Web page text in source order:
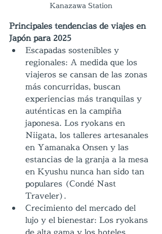
Kanazawa Station
Principales tendencias de viajes en
Japón para 2025
Escapadas sostenibles y
regionales: A medida que los
viajeros se cansan de las zonas
más concurridas, buscan
experiencias más tranquilas y
auténticas en la campiña
japonesa. Los ryokans en
Niigata, los talleres artesanales
en Yamanaka Onsen y las
estancias de la granja a la mesa
en Kyushu nunca han sido tan
populares (Condé Nast
Traveler).
Crecimiento del mercado del
lujo y el bienestar: Los ryokans